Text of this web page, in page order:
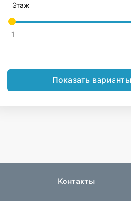
№54
света-2»
3 квартал 2028г.
₽
Забронировать Подробнее
Этаж
Показать варианты
Контакты